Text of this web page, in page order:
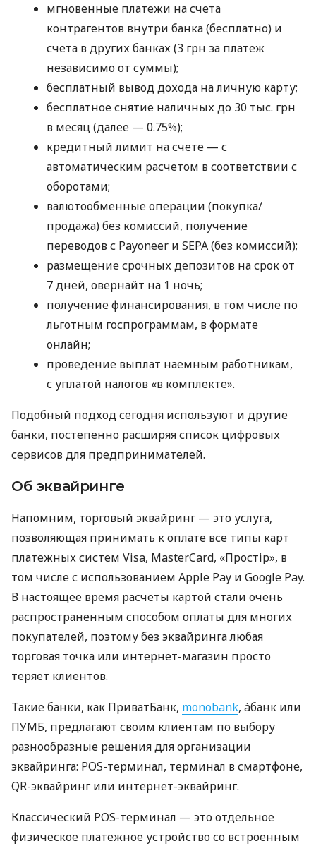
мгновенные платежи на счета
контрагентов внутри банка (бесплатно) и
счета в других банках (3 грн за платеж
независимо от суммы);
бесплатный вывод дохода на личную карту;
бесплатное снятие наличных до 30 тыс. грн
в месяц (далее — 0.75%);
кредитный лимит на счете — с
автоматическим расчетом в соответствии с
оборотами;
валютообменные операции (покупка/
продажа) без комиссий, получение
переводов с Payoneer и SEPA (без комиссий);
размещение срочных депозитов на срок от
7 дней, овернайт на 1 ночь;
получение финансирования, в том числе по
льготным госпрограммам, в формате
онлайн;
проведение выплат наемным работникам,
с уплатой налогов «в комплекте».
Подобный подход сегодня используют и другие
банки, постепенно расширяя список цифровых
сервисов для предпринимателей.
Об эквайринге
Напомним, торговый эквайринг — это услуга,
позволяющая принимать к оплате все типы карт
платежных систем Visa, MasterCard, «Простір», в
том числе с использованием Apple Pay и Google Pay.
В настоящее время расчеты картой стали очень
распространенным способом оплаты для многих
покупателей, поэтому без эквайринга любая
торговая точка или интернет-магазин просто
теряет клиентов.
Такие банки, как ПриватБанк, monobank, àбанк или
ПУМБ, предлагают своим клиентам по выбору
разнообразные решения для организации
эквайринга: POS-терминал, терминал в смартфоне,
QR-эквайринг или интернет-эквайринг.
Классический POS-терминал — это отдельное
физическое платежное устройство со встроенным